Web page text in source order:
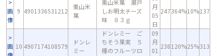
画
像
9 4901336531212
栗山米
菓
栗山米菓 瀬戸
しお明太チーズ
味 ８３ｇ
月
05
日
247364%10%137
画 10 4907174108579
ドンレ
ミー
ドンレミー ご
ちそう果実 ５
種のフルーツロ
09
月
01
238120%25%313